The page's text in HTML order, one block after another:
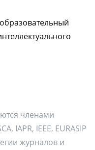
членами
IAPR, IEEE, EURASIP
журналов и